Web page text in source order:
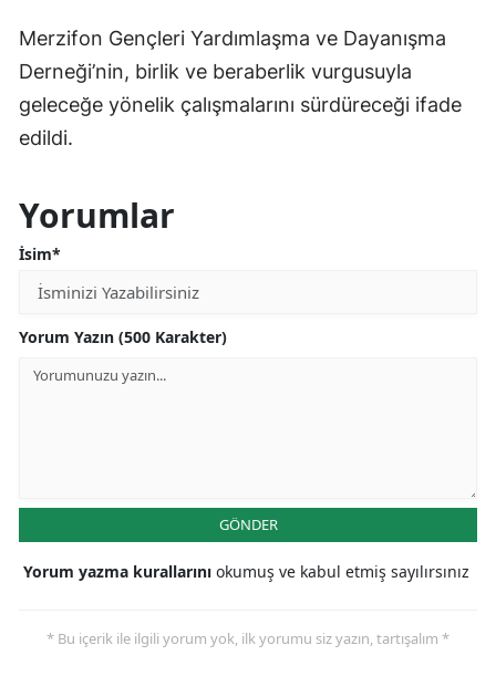
Merzifon Gençleri Yardımlaşma ve Dayanışma
Derneği’nin, birlik ve beraberlik vurgusuyla
geleceğe yönelik çalışmalarını sürdüreceği ifade
edildi.
Yorumlar
İsim*
Yorum Yazın (500 Karakter)
GÖNDER
Yorum yazma kurallarını okumuş ve kabul etmiş sayılırsınız
* Bu içerik ile ilgili yorum yok, ilk yorumu siz yazın, tartışalım *